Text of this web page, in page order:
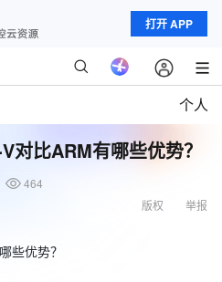
打开 APP
个人
对比ARM有哪些优势？
464
举报
版权
些优势？